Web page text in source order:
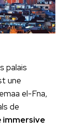
palais
une
el-Fna,
de
immersive